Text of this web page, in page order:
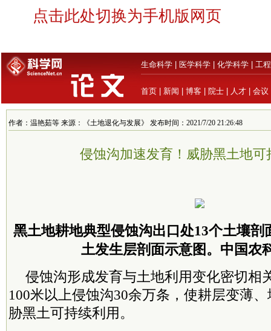
点击此处切换为手机版网页
生命科学 医学科学 化学科学 工
首页 新闻 博客 院士 人才 会议
作者：温艳茹等 来源：《土地退化与发展》 发布时间：2021/7/20 21:26:48
侵蚀沟加速发育！威胁黑土地可
黑土地耕地典型侵蚀沟出口处13个土壤剖
土发生层剖面示意图。中国农
侵蚀沟形成发育与土地利用变化密切相
100米以上侵蚀沟30余万条，使耕层变薄
胁黑土可持续利用。